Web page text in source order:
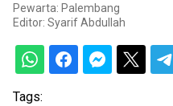
Pewarta: Palembang
Editor: Syarif Abdullah
Tags: